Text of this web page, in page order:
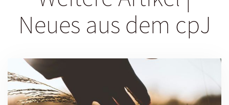
Neues aus dem cpJ